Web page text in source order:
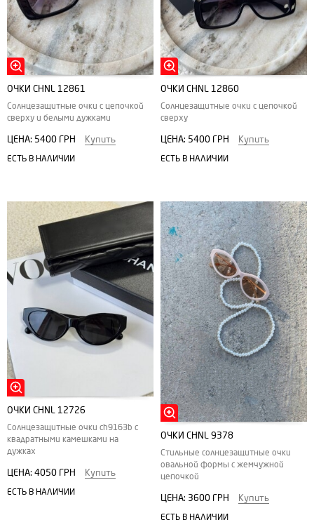
ОЧКИ CHNL 12861
Солнцезащитные очки с цепочкой
сверху и белыми дужками
ЦЕНА: 5400 ГРН Купить
ЕСТЬ В НАЛИЧИИ
ОЧКИ CHNL 12860
Солнцезащитные очки с цепочкой
сверху
ЦЕНА: 5400 ГРН Купить
ЕСТЬ В НАЛИЧИИ
ОЧКИ CHNL 12726
Солнцезащитные очки ch9163b с
квадратными камешками на
дужках
ЦЕНА: 4050 ГРН Купить
ЕСТЬ В НАЛИЧИИ
ОЧКИ CHNL 9378
Стильные солнцезащитные очки
овальной формы с жемчужной
цепочкой
ЦЕНА: 3600 ГРН Купить
ЕСТЬ В НАЛИЧИИ